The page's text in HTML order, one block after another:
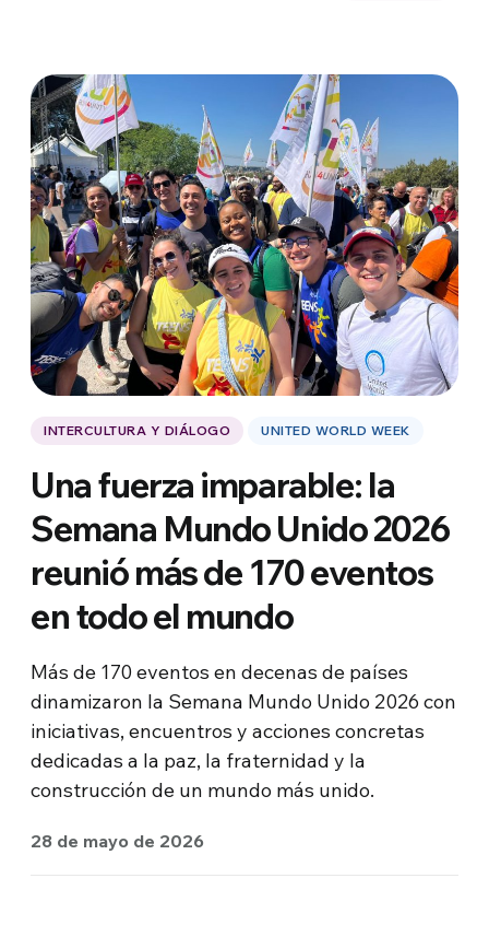
INTERCULTURA Y DIÁLOGO UNITED WORLD WEEK
Una fuerza imparable: la
Semana Mundo Unido 2026
reunió más de 170 eventos
en todo el mundo
Más de 170 eventos en decenas de países
dinamizaron la Semana Mundo Unido 2026 con
iniciativas, encuentros y acciones concretas
dedicadas a la paz, la fraternidad y la
construcción de un mundo más unido.
28 de mayo de 2026